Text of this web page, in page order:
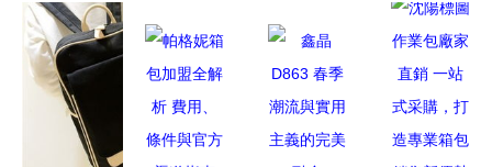
優勢全解析
店包及其他
商品，針紡
織品銷售精
選
精選針紡織
品 有圖有
真相，不定
期更新驚喜
店及其他精
選商品，圖
文并茂，持
續上新